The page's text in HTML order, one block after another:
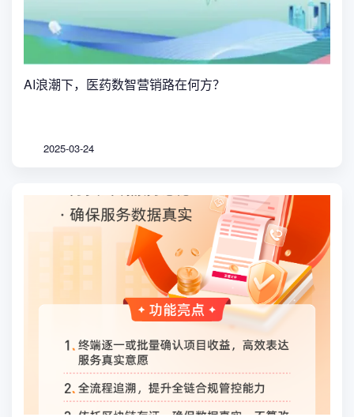
AI浪潮下，医药数智营销路在何方？
2025-03-24